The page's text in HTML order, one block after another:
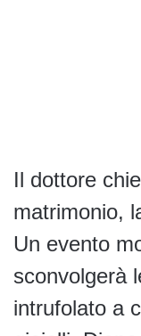
Il dottore
matrimonio,
Un evento
sconvolgerà
intrufolato a